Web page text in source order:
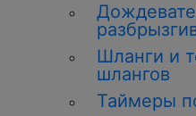
Шланги и
шлангов
Таймеры